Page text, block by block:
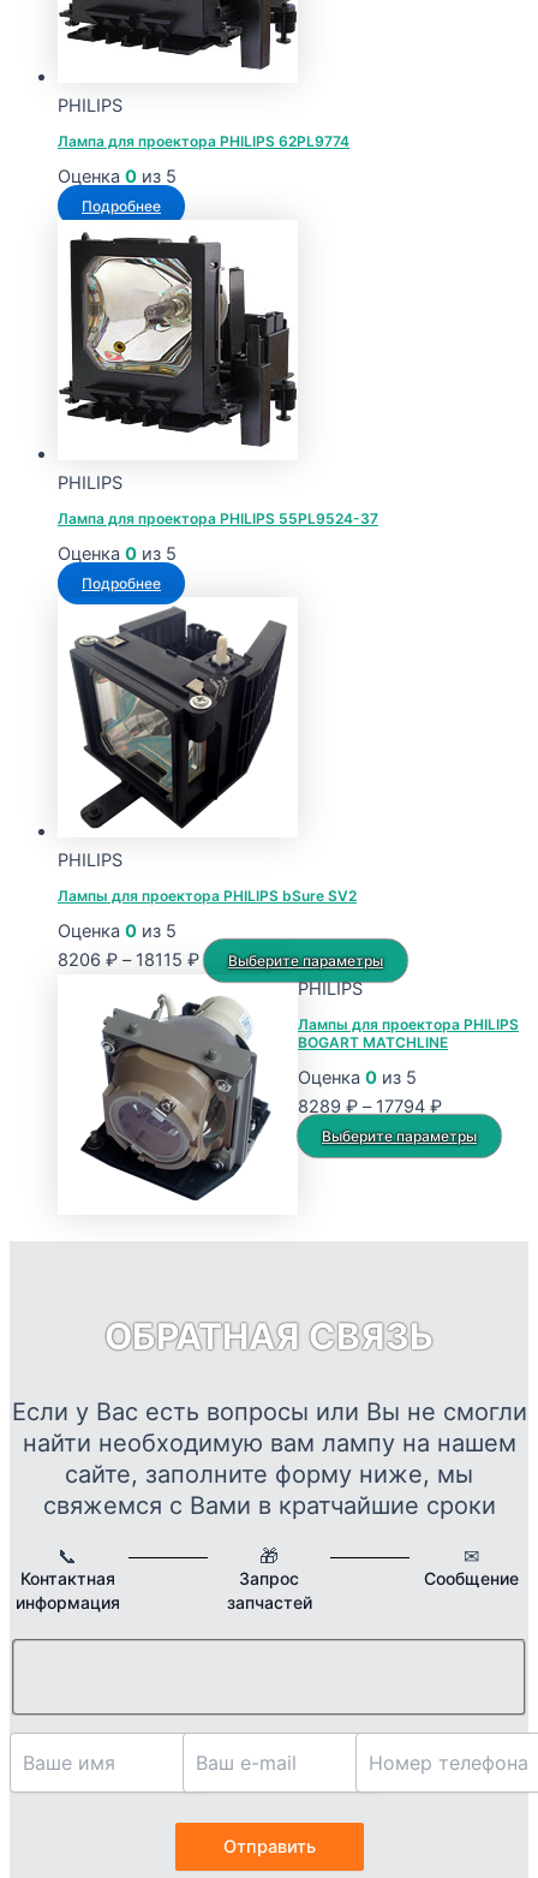
PHILIPS
Лампа для проектора PHILIPS 62PL9774
Оценка 0 из 5
Подробнее
PHILIPS
Лампа для проектора PHILIPS 55PL9524-37
Оценка 0 из 5
Подробнее
PHILIPS
Лампы для проектора PHILIPS bSure SV2
Оценка 0 из 5
8206 ₽ – 18115 ₽Диапазон
цен:
8206 ₽
18115 ₽
Выберите параметры
Этот
имеет
несколько
вариаций.
Опции
можно
выбрать
товара.
PHILIPS
Лампы для проектора PHILIPS
BOGART MATCHLINE
Оценка 0 из 5
8289 ₽ – 17794 ₽Диапазон
цен:
8289 ₽
Выберите параметры
ОБРАТНАЯ СВЯЗЬ
Если у Вас есть вопросы или Вы не смогли
найти необходимую вам лампу на нашем
сайте, заполните форму ниже, мы
свяжемся с Вами в кратчайшие сроки
📞
Контактная
информация
🎁
Запрос
запчастей
✉
Сообщение